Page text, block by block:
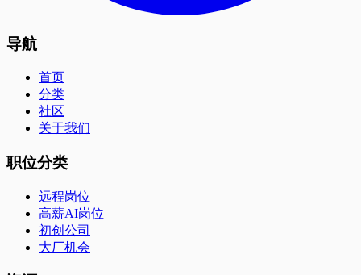
导航
首页
分类
社区
关于我们
职位分类
远程岗位
高薪AI岗位
初创公司
大厂机会